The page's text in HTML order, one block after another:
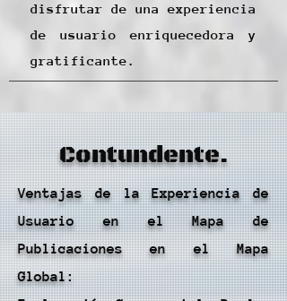
disfrutar de una experiencia
de usuario enriquecedora y
gratificante.
Contundente.
Ventajas de la Experiencia de
Usuario en el Mapa de
Publicaciones en el Mapa
Global: